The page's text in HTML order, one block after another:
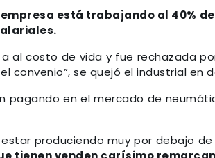
está trabajando al 40%
al costo de vida y fue rechazada
convenio”, se quejó el industrial en
pagando en el mercado de
produciendo muy por debajo de